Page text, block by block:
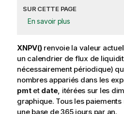
SUR CETTE PAGE
En savoir plus
XNPV()renvoie la valeur
un calendrier de flux de
nécessairement périodique)
nombres appariés dans les
pmtet date, itérées sur les
graphique. Tous les
une base de 365 jours par an.